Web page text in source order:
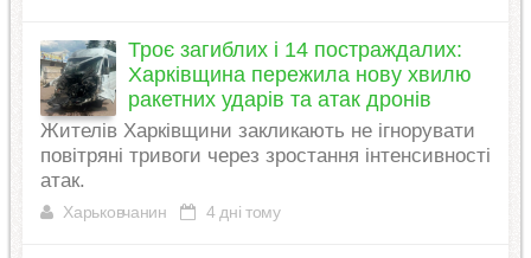
Троє загиблих і 14 постраждалих:
Харківщина пережила нову хвилю
ракетних ударів та атак дронів
Жителів Харківщини закликають не ігнорувати
повітряні тривоги через зростання інтенсивності
атак.
Харьковчанин 4 дні тому